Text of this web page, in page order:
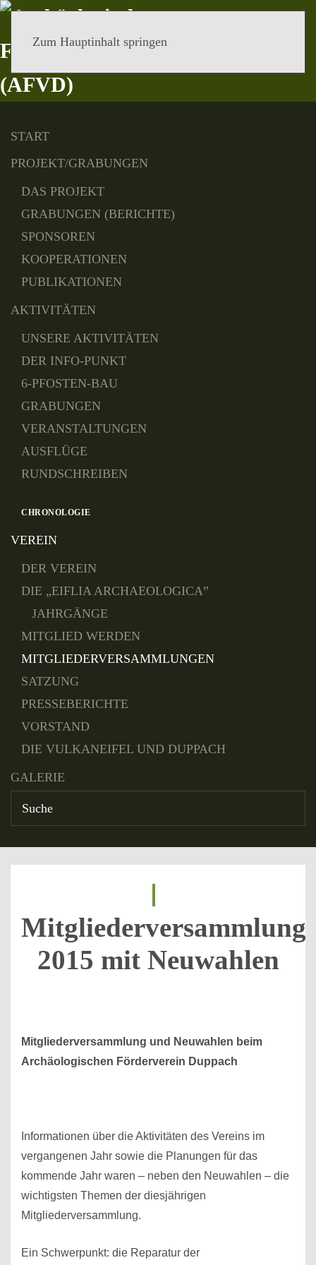
Zum Hauptinhalt springen
START
PROJEKT/GRABUNGEN
DAS PROJEKT
GRABUNGEN (BERICHTE)
SPONSOREN
KOOPERATIONEN
PUBLIKATIONEN
AKTIVITÄTEN
UNSERE AKTIVITÄTEN
DER INFO-PUNKT
6-PFOSTEN-BAU
GRABUNGEN
VERANSTALTUNGEN
AUSFLÜGE
RUNDSCHREIBEN
CHRONOLOGIE
VEREIN
DER VEREIN
DIE „EIFLIA ARCHAEOLOGICA”
JAHRGÄNGE
MITGLIED WERDEN
MITGLIEDERVERSAMMLUNGEN
SATZUNG
PRESSEBERICHTE
VORSTAND
DIE VULKANEIFEL UND DUPPACH
GALERIE
Mitgliederversammlung
2015 mit Neuwahlen
Mitgliederversammlung und Neuwahlen beim
Archäologischen Förderverein Duppach
Informationen über die Aktivitäten des Vereins im
vergangenen Jahr sowie die Planungen für das
kommende Jahr waren – neben den Neuwahlen – die
wichtigsten Themen der diesjährigen
Mitgliederversammlung.
Ein Schwerpunkt: die Reparatur der